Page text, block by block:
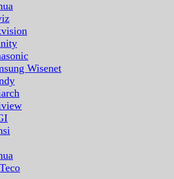
Wisenet